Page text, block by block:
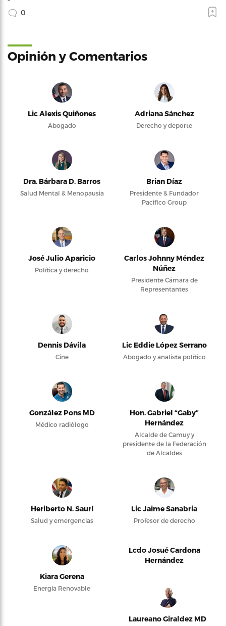
0
Opinión y Comentarios
Lic Alexis Quiñones
Abogado
Adriana Sánchez
Derecho y deporte
Dra. Bárbara D. Barros
Salud Mental & Menopausia
Brian Díaz
Presidente & Fundador
Pacifico Group
José Julio Aparicio
Política y derecho
Carlos Johnny Méndez
Núñez
Presidente Cámara de
Representantes
Dennis Dávila
Cine
Lic Eddie López Serrano
Abogado y analista político
González Pons MD
Médico radiólogo
Hon. Gabriel “Gaby”
Hernández
Alcalde de Camuy y
presidente de la Federación
de Alcaldes
Heriberto N. Saurí
Salud y emergencias
Lic Jaime Sanabria
Profesor de derecho
Kiara Gerena
Energía Renovable
Lcdo Josué Cardona
Hernández
Laureano Giraldez MD